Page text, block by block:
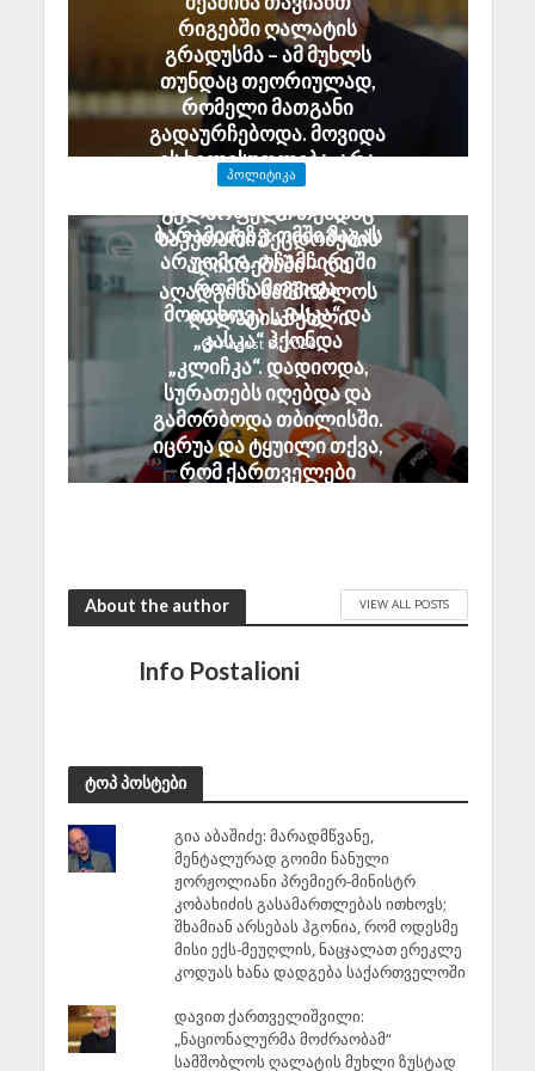
რიგებში ღალატის
გრადუსმა – ამ მუხლს
თუნდაც თეორიულად,
რომელი მათგანი
გადაურჩებოდა. მოვიდა
ეს ხელისუფლება, არა
უშეცდომო, მაგრამ
გულწრფელი თუნდაც
საკუთარი შეცდომების
აღიარებაში – და
აღადგინა სამშობლოს
ღალატის მუხლი
August 8, 2026
ᲞᲝᲚᲘᲢᲘᲙᲐ
ანზორ მარგიანი გია
ბარამიძეზე: ომში მაგას
არ უომია. ოჩამჩირეში
რომ ჩამოვიდა,
მოითხოვა „კასკა“ და
„კასკა“ ჰქონდა
„კლიჩკა“. დადიოდა,
სურათებს იღებდა და
გამორბოდა თბილისში.
იცრუა და ტყუილი თქვა,
რომ ქართველები
About the author VIEW ALL POSTS
Info Postalioni
ტოპ პოსტები
გია აბაშიძე: მარადმწვანე,
მენტალურად გოიმი ნანული
ჟორჟოლიანი პრემიერ-მინისტრ
კობახიძის გასამართლებას ითხოვს;
შხამიან არსებას ჰგონია, რომ ოდესმე
მისი ექს-მეუღლის, ნაცჯალათ ერეკლე
კოდუას ხანა დადგება საქართველოში
დავით ქართველიშვილი:
„ნაციონალურმა მოძრაობამ“
სამშობლოს ღალატის მუხლი ზუსტად